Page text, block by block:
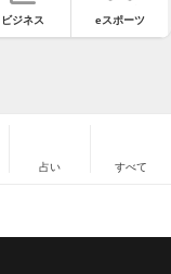
ビジネス eスポーツ
占い すべて